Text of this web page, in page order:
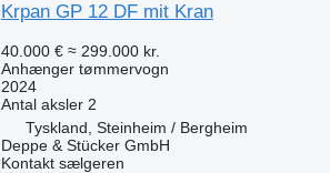
Krpan GP 12 DF mit Kran
40.000 € ≈ 299.000 kr.
Anhænger tømmervogn
2024
Antal aksler 2
Tyskland, Steinheim / Bergheim
Deppe & Stücker GmbH
Kontakt sælgeren